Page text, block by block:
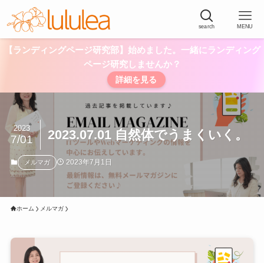
search MENU
【ランディングページ研究部】始めました。一緒にランディング
ページ研究しませんか？
詳細を見る
2023.07.01 自然体でうまくいく。
2023
7/01
メルマガ 2023年7月1日
ホーム メルマガ